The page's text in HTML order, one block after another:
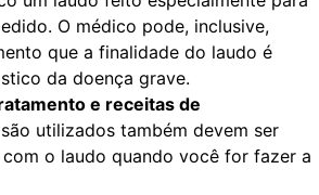
O médico pode, inclusive,
que a finalidade do laudo é
da doença grave.
e receitas de
utilizados também devem ser
o laudo quando você for fazer a